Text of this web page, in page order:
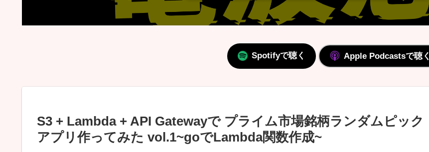
Spotifyで聴く Apple Podcastsで聴く
S3 + Lambda + API Gatewayで プライム市場銘柄ランダムピック
アプリ作ってみた vol.1~goでLambda関数作成~